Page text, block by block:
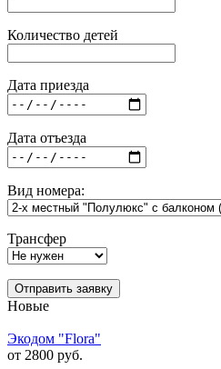
Количество детей
Дата приезда
Дата отъезда
Вид номера:
Трансфер
Отправить заявку
Новые
Экодом "Flora"
от 2800 руб.